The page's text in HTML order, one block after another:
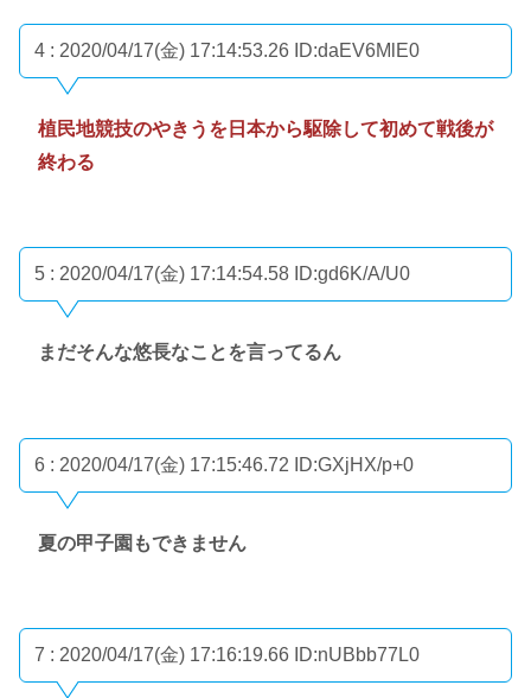
4 : 2020/04/17(金) 17:14:53.26 ID:daEV6MlE0
植民地競技のやきうを日本から駆除して初めて戦後が
終わる
5 : 2020/04/17(金) 17:14:54.58 ID:gd6K/A/U0
まだそんな悠長なことを言ってるん
6 : 2020/04/17(金) 17:15:46.72 ID:GXjHX/p+0
夏の甲子園もできません
7 : 2020/04/17(金) 17:16:19.66 ID:nUBbb77L0